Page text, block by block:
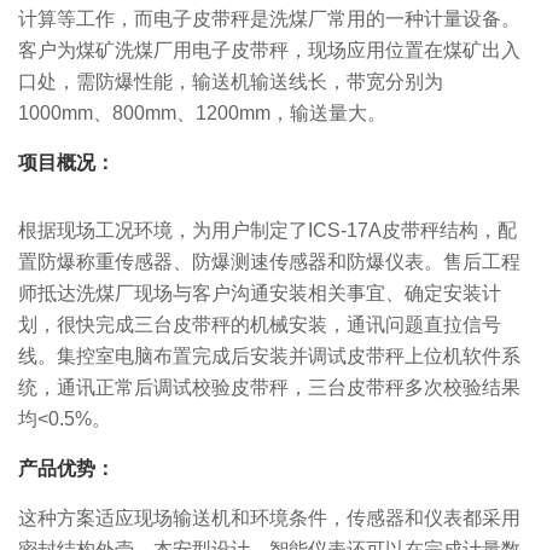
计算等工作，而电子皮带秤是洗煤厂常用的一种计量设备。
客户为煤矿洗煤厂用电子皮带秤，现场应用位置在煤矿出入
口处，需防爆性能，输送机输送线长，带宽分别为
1000mm、800mm、1200mm，输送量大。
项目概况：
根据现场工况环境，为用户制定了ICS-17A皮带秤结构，配
置防爆称重传感器、防爆测速传感器和防爆仪表。售后工程
师抵达洗煤厂现场与客户沟通安装相关事宜、确定安装计
划，很快完成三台皮带秤的机械安装，通讯问题直拉信号
线。集控室电脑布置完成后安装并调试皮带秤上位机软件系
统，通讯正常后调试校验皮带秤，三台皮带秤多次校验结果
均<0.5%。
产品优势：
这种方案适应现场输送机和环境条件，传感器和仪表都采用